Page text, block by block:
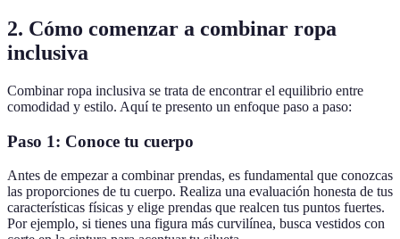
2. Cómo comenzar a combinar ropa
inclusiva
Combinar ropa inclusiva se trata de encontrar el equilibrio entre
comodidad y estilo. Aquí te presento un enfoque paso a paso:
Paso 1: Conoce tu cuerpo
Antes de empezar a combinar prendas, es fundamental que conozcas
las proporciones de tu cuerpo. Realiza una evaluación honesta de tus
características físicas y elige prendas que realcen tus puntos fuertes.
Por ejemplo, si tienes una figura más curvilínea, busca vestidos con